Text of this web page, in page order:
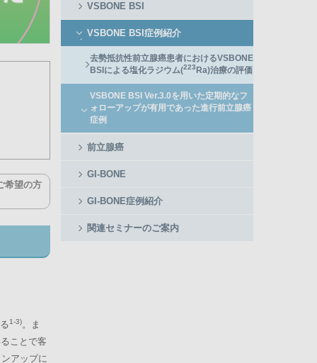
希望の方
1-3)。ま
ことで客
アップに
VSBONE BSI
VSBONE BSI症例紹介
去勢抵抗性前立腺癌患者におけるVSBONE
BSIによる塩化ラジウム(223 Ra)治療の評価
VSBONE BSI Ver.3.0を用いた定期的なフ
ォローアップが有用であった進行前立腺癌
症例
前立腺癌
GI-BONE
GI-BONE症例紹介
関連セミナーのご案内